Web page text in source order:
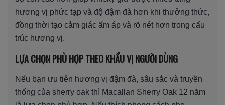
hương vị phức tạp và độ đậm đà hơn khi thưởng thức,
đồng thời tạo cảm giác ấm áp và rõ nét hơn trong cấu
trúc hương vị.
LỰA CHỌN PHÙ HỢP THEO KHẨU VỊ NGƯỜI DÙNG
Nếu bạn ưu tiên hương vị đậm đà, sâu sắc và truyền
thống của sherry oak thì Macallan Sherry Oak 12 năm